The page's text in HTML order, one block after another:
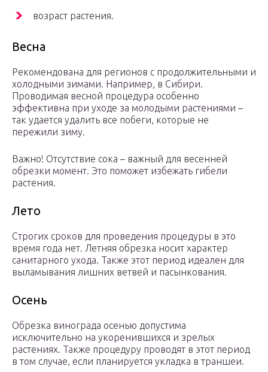
возраст растения.
Весна
Рекомендована для регионов с продолжительными и
холодными зимами. Например, в Сибири.
Проводимая весной процедура особенно
эффективна при уходе за молодыми растениями –
так удается удалить все побеги, которые не
пережили зиму.
Важно! Отсутствие сока – важный для весенней
обрезки момент. Это поможет избежать гибели
растения.
Лето
Строгих сроков для проведения процедуры в это
время года нет. Летняя обрезка носит характер
санитарного ухода. Также этот период идеален для
выламывания лишних ветвей и пасынкования.
Осень
Обрезка винограда осенью допустима
исключительно на укоренившихся и зрелых
растениях. Также процедуру проводят в этот период
в том случае, если планируется укладка в траншеи.